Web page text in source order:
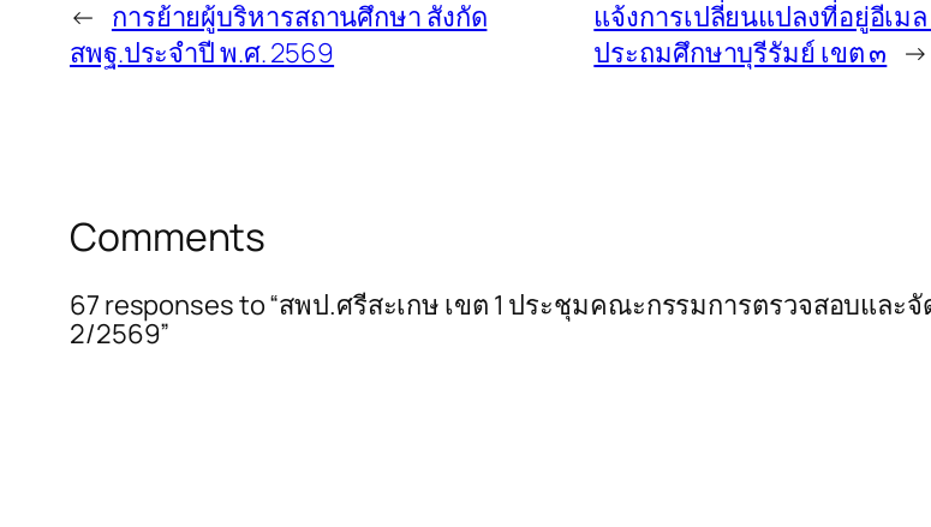
← การย้ายผู้บริหารสถานศึกษา สังกัด
สพฐ.ประจำปี พ.ศ. 2569
แจ้งการเปลี่ยนแปลงที่อยู่อีเ
ประถมศึกษาบุรีรัมย์ เขต ๓ →
Comments
67 responses to “สพป.ศรีสะเกษ เขต 1 ประชุมคณะกรรมการตรวจสอบแล
2/2569”